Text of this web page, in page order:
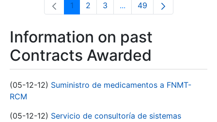
Page
1 Page
2 Page
3 ...Intermediate Pages Use
Page
49
Information on past
Contracts Awarded
(05-12-12) Suministro de medicamentos a FNMT-
RCM
(05-12-12) Servicio de consultoría de sistemas